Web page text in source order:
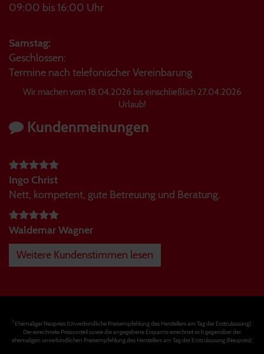
09:00 bis 16:00 Uhr
Samstag:
Geschlossen:
Termine nach telefonischer Vereinbarung
Wir machen vom 18.04.2026 bis einschließlich 27.04.2026
Urlaub!
Kundenmeinungen
Ingo Christ
Nett, kompetent, gute Betreuung und Beratung.
Waldemar Wagner
Weitere Kundenstimmen lesen
1Ehemaliger Neupreis (Unverbindliche Preisempfehlung des Herstellers am Tag der Erstzulassung).
Der errechnete Preisvorteil sowie die angegebene Ersparnis errechnet sich gegenüber der
ehemaligen unverbindlichen Preisempfehlung des Herstellers am Tag der Erstzulassung (Neupreis).